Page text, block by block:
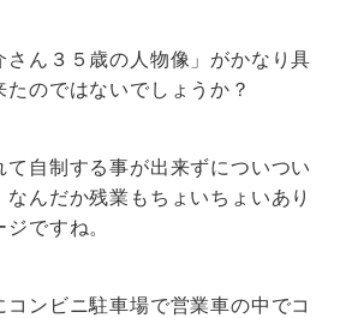
さん３５歳の人物像」がかなり具
のではないでしょうか？
て自制する事が出来ずについつい
んだか残業もちょいちょいあり
ですね。
コンビニ駐車場で営業車の中でコ